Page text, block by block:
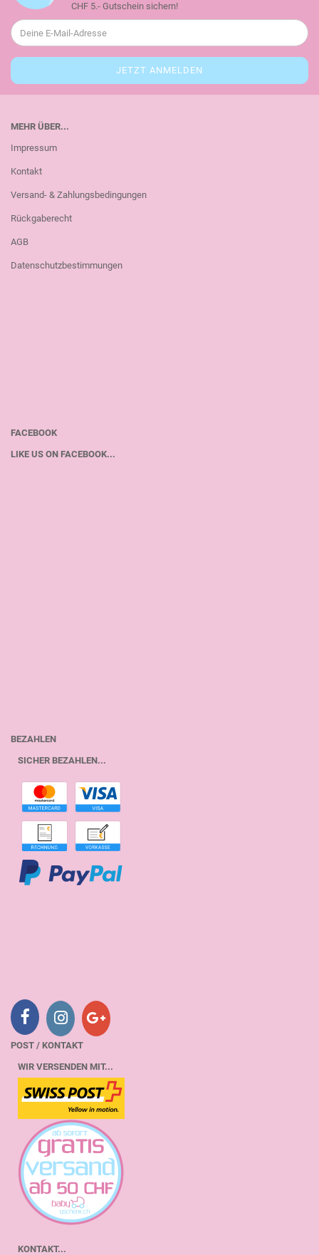
CHF 5.- Gutschein sichern!
MEHR ÜBER...
Impressum
Kontakt
Versand- & Zahlungsbedingungen
Rückgaberecht
AGB
Datenschutzbestimmungen
FACEBOOK
LIKE US ON FACEBOOK...
BEZAHLEN
SICHER BEZAHLEN...
POST / KONTAKT
WIR VERSENDEN MIT...
KONTAKT...